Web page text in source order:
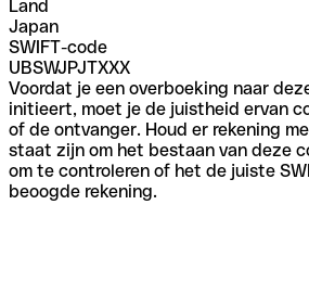
Land
Japan
SWIFT-code
UBSWJPJTXXX
Voordat je een overboeking naar
initieert, moet je de juistheid ervan
of de ontvanger. Houd er rekening
staat zijn om het bestaan van deze
om te controleren of het de juiste
beoogde rekening.